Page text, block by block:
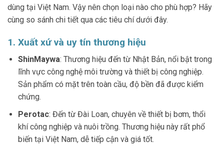
dùng tại Việt Nam. Vậy nên chọn loại nào cho phù hợp? Hãy
cùng so sánh chi tiết qua các tiêu chí dưới đây.
1. Xuất xứ và uy tín thương hiệu
ShinMaywa: Thương hiệu đến từ Nhật Bản, nổi bật trong
lĩnh vực công nghệ môi trường và thiết bị công nghiệp.
Sản phẩm có mặt trên toàn cầu, độ bền đã được kiểm
chứng.
Perotac: Đến từ Đài Loan, chuyên về thiết bị bơm, thổi
khí công nghiệp và nuôi trồng. Thương hiệu này rất phổ
biến tại Việt Nam, dễ tiếp cận và giá tốt.